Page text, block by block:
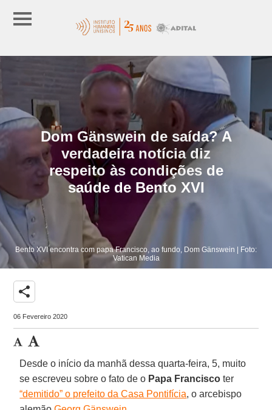
Dom Gänswein de saída? A
verdadeira notícia diz
respeito às condições de
saúde de Bento XVI
Bento XVI encontra com papa Francisco, ao fundo, Dom Gänswein | Foto:
Vatican Media
share
06 Fevereiro 2020
Desde o início da manhã dessa quarta-feira, 5, muito
se escreveu sobre o fato de o Papa Francisco ter
“demitido” o prefeito da Casa Pontifícia, o arcebispo